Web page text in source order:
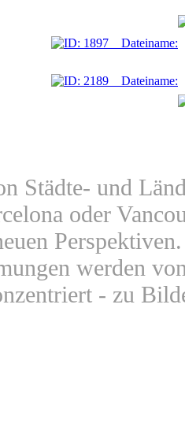
Städte- und
oder
werden
- zu